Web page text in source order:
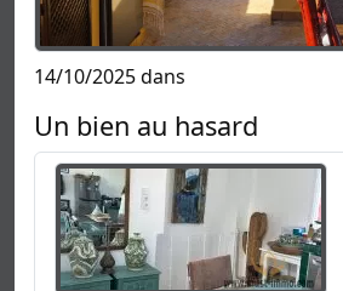
14/10/2025 dans
Un bien au hasard